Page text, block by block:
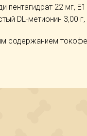
пентагидрат 22 мг,
DL-метионин 3,00 г,
содержанием